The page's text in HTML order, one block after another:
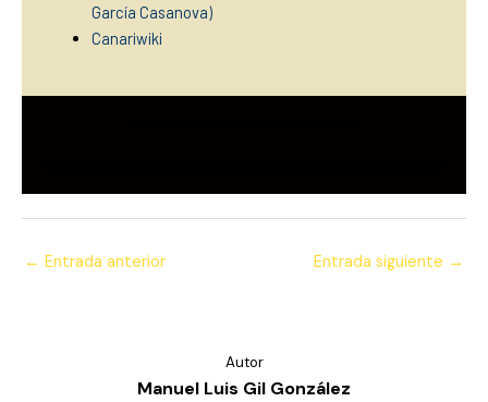
García Casanova)
Canariwiki
← Entrada anterior Entrada siguiente →
Autor
Manuel Luis Gil González